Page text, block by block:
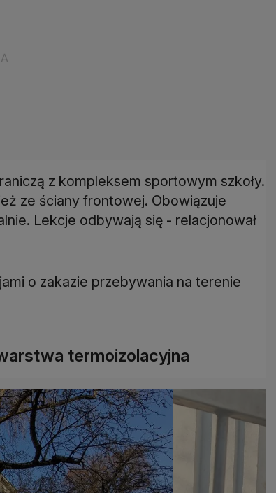
z kompleksem sportowym szkoły.
ze ściany frontowej. Obowiązuje
Lekcje odbywają się - relacjonował
o zakazie przebywania na terenie
termoizolacyjna